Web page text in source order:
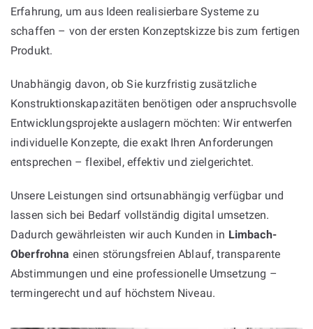
Erfahrung, um aus Ideen realisierbare Systeme zu
schaffen – von der ersten Konzeptskizze bis zum fertigen
Produkt.
Unabhängig davon, ob Sie kurzfristig zusätzliche
Konstruktionskapazitäten benötigen oder anspruchsvolle
Entwicklungsprojekte auslagern möchten: Wir entwerfen
individuelle Konzepte, die exakt Ihren Anforderungen
entsprechen – flexibel, effektiv und zielgerichtet.
Unsere Leistungen sind ortsunabhängig verfügbar und
lassen sich bei Bedarf vollständig digital umsetzen.
Dadurch gewährleisten wir auch Kunden in Limbach-
Oberfrohna einen störungsfreien Ablauf, transparente
Abstimmungen und eine professionelle Umsetzung –
termingerecht und auf höchstem Niveau.